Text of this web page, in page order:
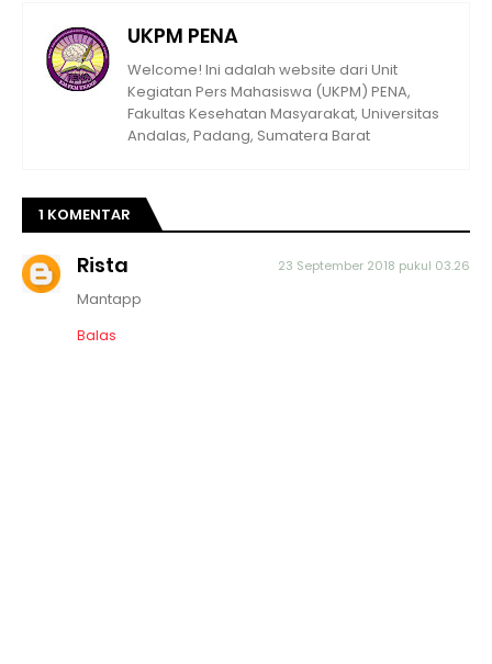
UKPM PENA
Welcome! Ini adalah website dari Unit
Kegiatan Pers Mahasiswa (UKPM) PENA,
Fakultas Kesehatan Masyarakat, Universitas
Andalas, Padang, Sumatera Barat
1 KOMENTAR
Rista 23 September 2018 pukul 03.26
Mantapp
Balas